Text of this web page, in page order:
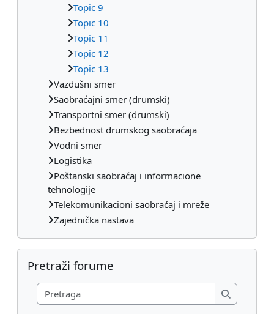
Topic 9
Topic 10
Topic 11
Topic 12
Topic 13
Vazdušni smer
Saobraćajni smer (drumski)
Transportni smer (drumski)
Bezbednost drumskog saobraćaja
Vodni smer
Logistika
Poštanski saobraćaj i informacione
tehnologije
Telekomunikacioni saobraćaj i mreže
Zajednička nastava
Preskoči Pretraži forume
Pretraži forume
Pretraga
Pretraga